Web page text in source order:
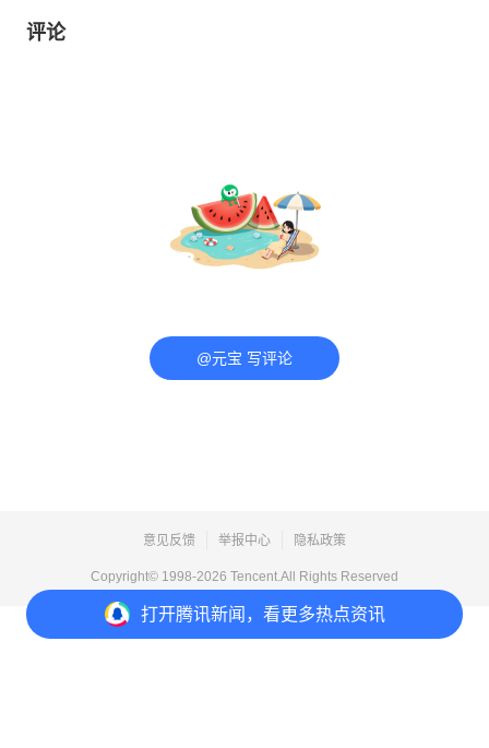
打开腾讯新闻，看更多热点资讯
评论
@元宝 写评论
意见反馈 举报中心 隐私政策
Copyright© 1998-2026 Tencent.All Rights Reserved